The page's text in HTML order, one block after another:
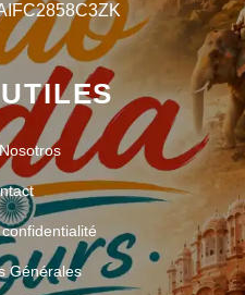
Générales